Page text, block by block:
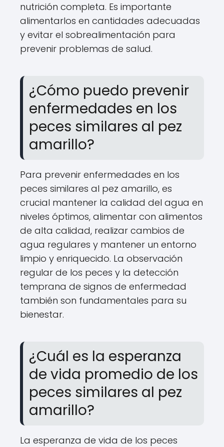
nutrición completa. Es importante
alimentarlos en cantidades adecuadas
y evitar el sobrealimentación para
prevenir problemas de salud.
¿Cómo puedo prevenir
enfermedades en los
peces similares al pez
amarillo?
Para prevenir enfermedades en los
peces similares al pez amarillo, es
crucial mantener la calidad del agua en
niveles óptimos, alimentar con alimentos
de alta calidad, realizar cambios de
agua regulares y mantener un entorno
limpio y enriquecido. La observación
regular de los peces y la detección
temprana de signos de enfermedad
también son fundamentales para su
bienestar.
¿Cuál es la esperanza
de vida promedio de los
peces similares al pez
amarillo?
La esperanza de vida de los peces